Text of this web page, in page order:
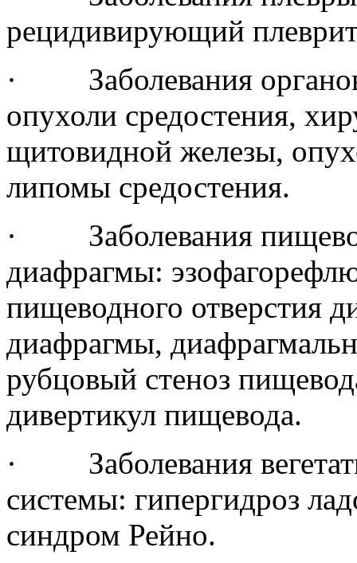
рецидивирующий
· Заболевания органов
опухоли средостения,
щитовидной железы,
липомы средостения.
· Заболевания
диафрагмы:
пищеводного отверстия
диафрагмы,
рубцовый стеноз
дивертикул пищевода.
· Заболевания
системы: гипергидроз
синдром Рейно.